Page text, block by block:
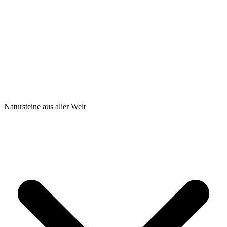
Natursteine aus aller Welt